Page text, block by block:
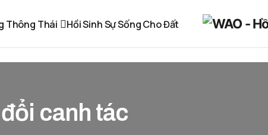
Thông Thái Hồi Sinh Sự Sống Cho Đất
canh tác